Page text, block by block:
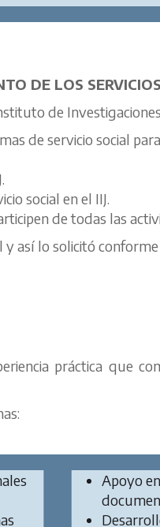
DE LOS
de
de servicio social
social en el IIJ.
de todas las
así lo solicitó
práctica que
Apoyo